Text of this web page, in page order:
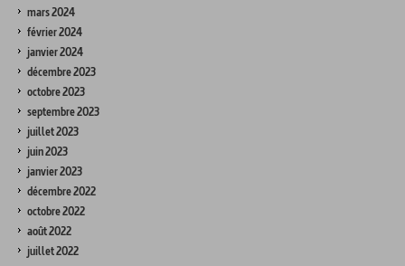
mars 2024
février 2024
janvier 2024
décembre 2023
octobre 2023
septembre 2023
juillet 2023
juin 2023
janvier 2023
décembre 2022
octobre 2022
août 2022
juillet 2022